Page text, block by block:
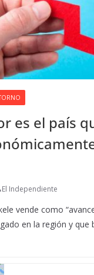
es el país
El Independiente
vende como
en la región y que